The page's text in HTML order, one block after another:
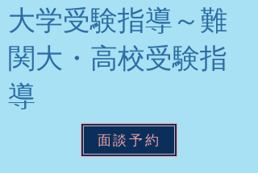
大学受験指導～難
関大・高校受験指
導
面談予約